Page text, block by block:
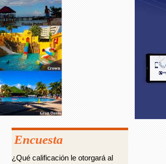
Encuesta
¿Qué calificación le otorgará al